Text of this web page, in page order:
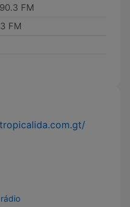
90.3 FM
FM